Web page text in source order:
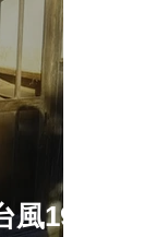
19